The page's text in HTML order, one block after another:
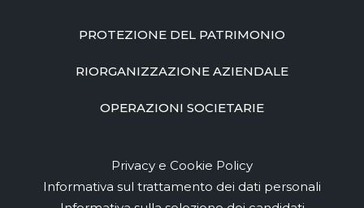
PROTEZIONE DEL PATRIMONIO
RIORGANIZZAZIONE AZIENDALE
OPERAZIONI SOCIETARIE
Privacy e Cookie Policy
Informativa sul trattamento dei dati personali